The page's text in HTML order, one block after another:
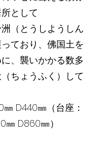
として
（とうしようしん
ており、佛国土を
、襲いかかる数多
ちょうふく）して
㎜ D440㎜（台座：
D860㎜）